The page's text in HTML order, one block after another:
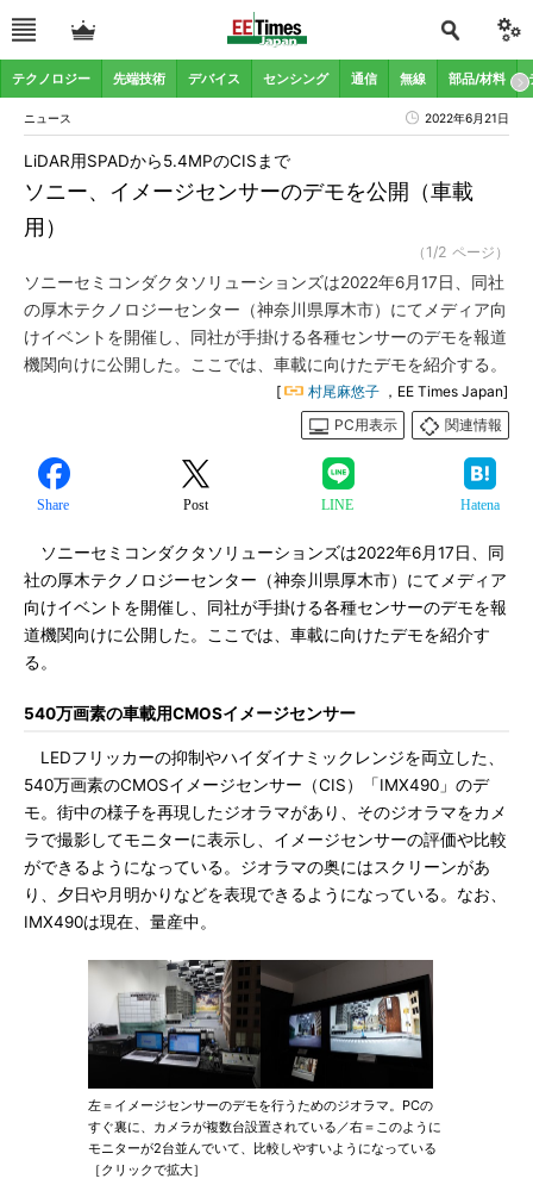
テクノロジー 先端技術 デバイス センシング 通信 無線 部品/材料
ニュース 2022年6月21日
ソニー、イメージセンサーのデモを公開（車載
用）
LiDAR用SPADから5.4MPのCISまで
（1/2 ページ）
ソニーセミコンダクタソリューションズは2022年6月17日、同社
の厚木テクノロジーセンター（神奈川県厚木市）にてメディア向
けイベントを開催し、同社が手掛ける各種センサーのデモを報道
機関向けに公開した。ここでは、車載に向けたデモを紹介する。
[ 村尾麻悠子 ，EE Times Japan]
PC用表示
関連情報
Share Post LINE Hatena
ソニーセミコンダクタソリューションズは2022年6月17日、同
社の厚木テクノロジーセンター（神奈川県厚木市）にてメディア
向けイベントを開催し、同社が手掛ける各種センサーのデモを報
道機関向けに公開した。ここでは、車載に向けたデモを紹介す
る。
540万画素の車載用CMOSイメージセンサー
LEDフリッカーの抑制やハイダイナミックレンジを両立した、
540万画素のCMOSイメージセンサー（CIS）「IMX490」のデ
モ。街中の様子を再現したジオラマがあり、そのジオラマをカメ
ラで撮影してモニターに表示し、イメージセンサーの評価や比較
ができるようになっている。ジオラマの奥にはスクリーンがあ
り、夕日や月明かりなどを表現できるようになっている。なお、
IMX490は現在、量産中。
左＝イメージセンサーのデモを行うためのジオラマ。PCの
すぐ裏に、カメラが複数台設置されている／右＝このように
モニターが2台並んでいて、比較しやすいようになっている
［クリックで拡大］